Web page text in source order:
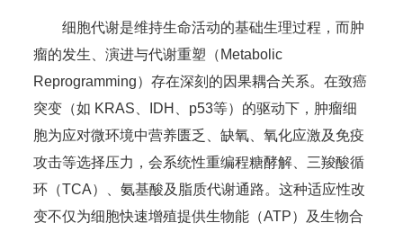
细胞代谢是维持生命活动的基础生理过程，而肿
瘤的发生、演进与代谢重塑（Metabolic
Reprogramming）存在深刻的因果耦合关系。在致癌
突变（如 KRAS、IDH、p53等）的驱动下，肿瘤细
胞为应对微环境中营养匮乏、缺氧、氧化应激及免疫
攻击等选择压力，会系统性重编程糖酵解、三羧酸循
环（TCA）、氨基酸及脂质代谢通路。这种适应性改
变不仅为细胞快速增殖提供生物能（ATP）及生物合